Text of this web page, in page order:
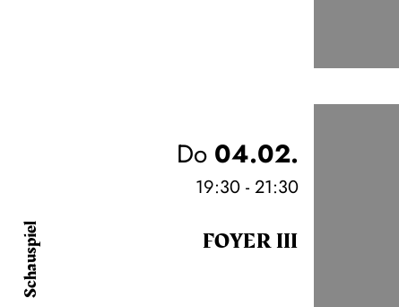
Schauspiel
Do 04.02.
19:30 - 21:30
FOYER III